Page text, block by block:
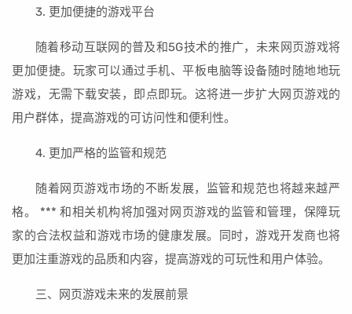
3. 更加便捷的游戏平台
随着移动互联网的普及和5G技术的推广，未来网页游戏将
更加便捷。玩家可以通过手机、平板电脑等设备随时随地地玩
游戏，无需下载安装，即点即玩。这将进一步扩大网页游戏的
用户群体，提高游戏的可访问性和便利性。
4. 更加严格的监管和规范
随着网页游戏市场的不断发展，监管和规范也将越来越严
格。 *** 和相关机构将加强对网页游戏的监管和管理，保障玩
家的合法权益和游戏市场的健康发展。同时，游戏开发商也将
更加注重游戏的品质和内容，提高游戏的可玩性和用户体验。
三、网页游戏未来的发展前景